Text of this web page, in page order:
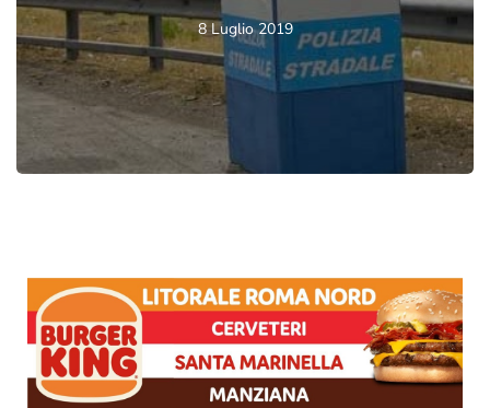
8 Luglio 2019